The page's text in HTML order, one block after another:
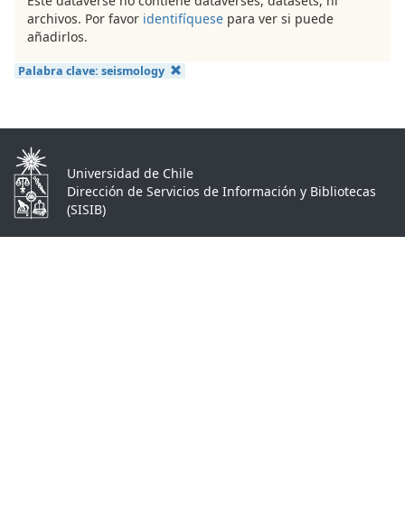
archivos. Por favor identifíquese para ver si puede
añadirlos.
Palabra clave: seismology
Universidad de Chile
Dirección de Servicios de Información y Bibliotecas
(SISIB)